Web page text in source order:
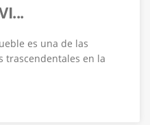
es una de las
trascendentales en la